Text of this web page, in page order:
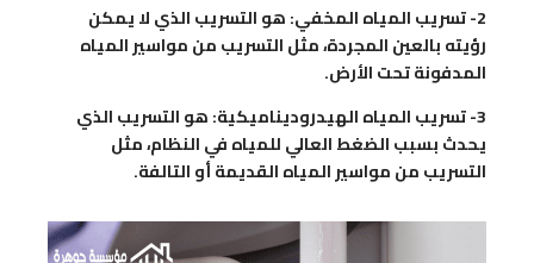
2- تسريب المياه المخفي: هو التسريب الذي لا يمكن
رؤيته بالعين المجردة، مثل التسريب من مواسير المياه
المدفونة تحت الأرض.
3- تسريب المياه الهيدروديناميكية: هو التسريب الذي
يحدث بسبب الضغط العالي للمياه في النظام، مثل
التسريب من مواسير المياه القديمة أو التالفة.